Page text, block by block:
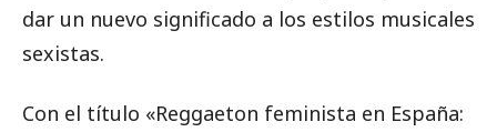
dar un nuevo significado a los estilos musicales
sexistas.
Con el título «Reggaeton feminista en España: